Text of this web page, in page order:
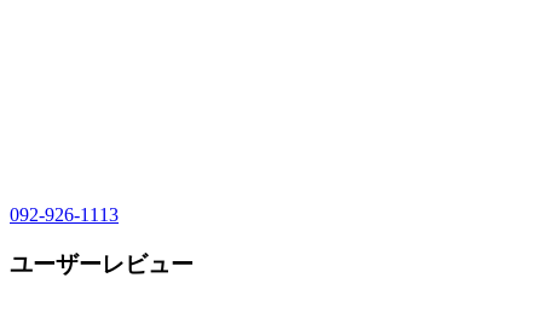
092-926-1113
ユーザーレビュー